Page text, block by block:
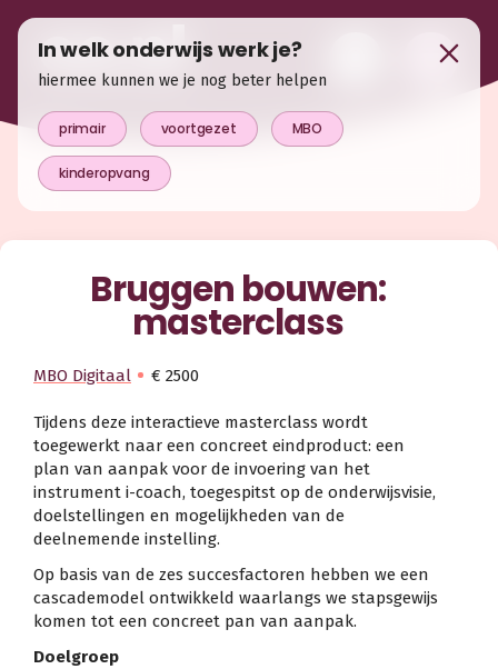
Bruggen bouwen:
masterclass
MBO Digitaal € 2500
Tijdens deze interactieve masterclass wordt
toegewerkt naar een concreet eindproduct: een
plan van aanpak voor de invoering van het
instrument i-coach, toegespitst op de onderwijsvisie,
doelstellingen en mogelijkheden van de
deelnemende instelling.
Op basis van de zes succesfactoren hebben we een
cascademodel ontwikkeld waarlangs we stapsgewijs
komen tot een concreet pan van aanpak.
Doelgroep
In welk onderwijs werk je?
hiermee kunnen we je nog beter helpen
primair voortgezet MBO
kinderopvang